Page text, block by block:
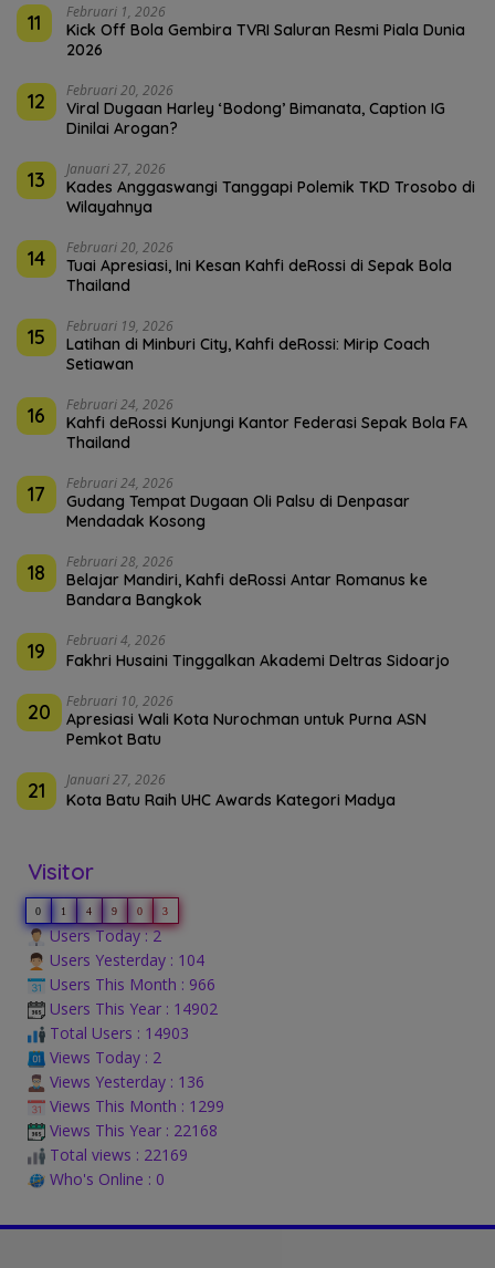
11 Februari 1, 2026
Kick Off Bola Gembira TVRI Saluran Resmi Piala Dunia
2026
12 Februari 20, 2026
Viral Dugaan Harley ‘Bodong’ Bimanata, Caption IG
Dinilai Arogan?
13 Januari 27, 2026
Kades Anggaswangi Tanggapi Polemik TKD Trosobo di
Wilayahnya
14 Februari 20, 2026
Tuai Apresiasi, Ini Kesan Kahfi deRossi di Sepak Bola
Thailand
15 Februari 19, 2026
Latihan di Minburi City, Kahfi deRossi: Mirip Coach
Setiawan
16 Februari 24, 2026
Kahfi deRossi Kunjungi Kantor Federasi Sepak Bola FA
Thailand
17 Februari 24, 2026
Gudang Tempat Dugaan Oli Palsu di Denpasar
Mendadak Kosong
18 Februari 28, 2026
Belajar Mandiri, Kahfi deRossi Antar Romanus ke
Bandara Bangkok
19 Februari 4, 2026
Fakhri Husaini Tinggalkan Akademi Deltras Sidoarjo
20 Februari 10, 2026
Apresiasi Wali Kota Nurochman untuk Purna ASN
Pemkot Batu
21 Januari 27, 2026
Kota Batu Raih UHC Awards Kategori Madya
Visitor
0 1 4 9 0 3
Users Today : 2
Users Yesterday : 104
Users This Month : 966
Users This Year : 14902
Total Users : 14903
Views Today : 2
Views Yesterday : 136
Views This Month : 1299
Views This Year : 22168
Total views : 22169
Who's Online : 0